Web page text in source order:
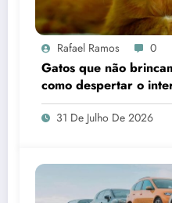
Rafael Ramos 0
Gatos que não
como despertar o
brinquedos
31 De Julho De 2026